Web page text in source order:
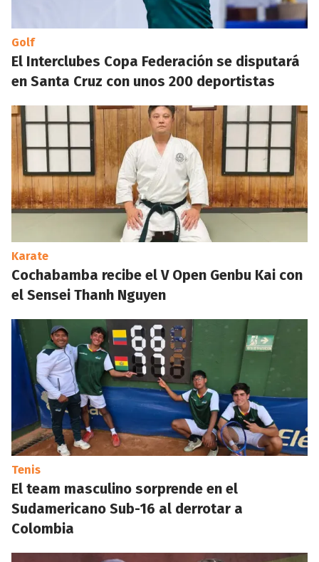
Golf
El Interclubes Copa Federación se disputará
en Santa Cruz con unos 200 deportistas
Karate
Cochabamba recibe el V Open Genbu Kai con
el Sensei Thanh Nguyen
Tenis
El team masculino sorprende en el
Sudamericano Sub-16 al derrotar a
Colombia